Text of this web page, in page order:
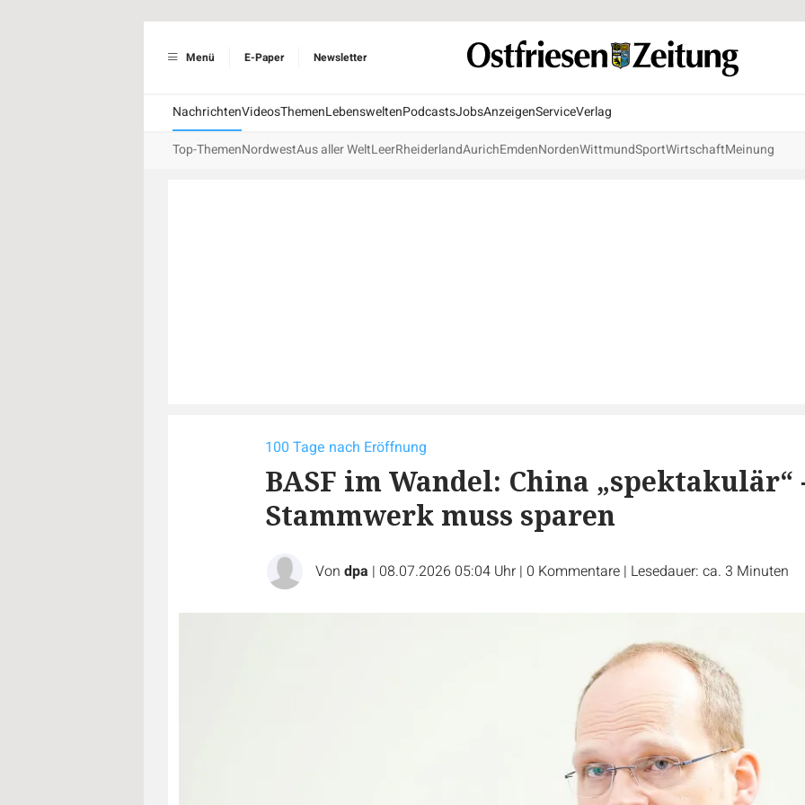
Menü E-Paper Newsletter
NachrichtenVideosThemenLebensweltenPodcastsJobsAnzeigenServiceVerlag
Top-ThemenNordwestAus aller WeltLeerRheiderlandAurichEmdenNordenWittmundSportWirtschaftMeinung
100 Tage nach Eröffnung
BASF im Wandel: China „spektakulär“
Stammwerk muss sparen
Von dpa | 08.07.2026 05:04 Uhr | 0 Kommentare | Lesedauer: ca. 3 Minuten